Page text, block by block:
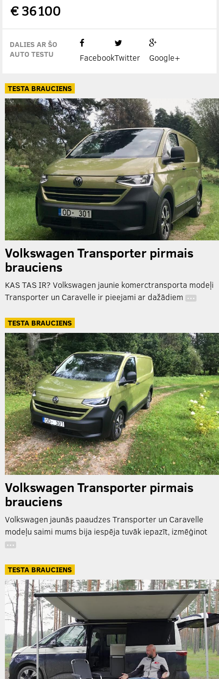
€ 36 100
DALIES AR ŠO
AUTO TESTU
FacebookTwitter Google+
TESTA BRAUCIENS
Volkswagen Transporter pirmais
brauciens
KAS TAS IR? Volkswagen jaunie komerctransporta modeļi
Transporter un Caravelle ir pieejami ar dažādiem …
TESTA BRAUCIENS
Volkswagen Transporter pirmais
brauciens
Volkswagen jaunās paaudzes Transporter un Caravelle
modeļu saimi mums bija iespēja tuvāk iepazīt, izmēģinot
…
TESTA BRAUCIENS